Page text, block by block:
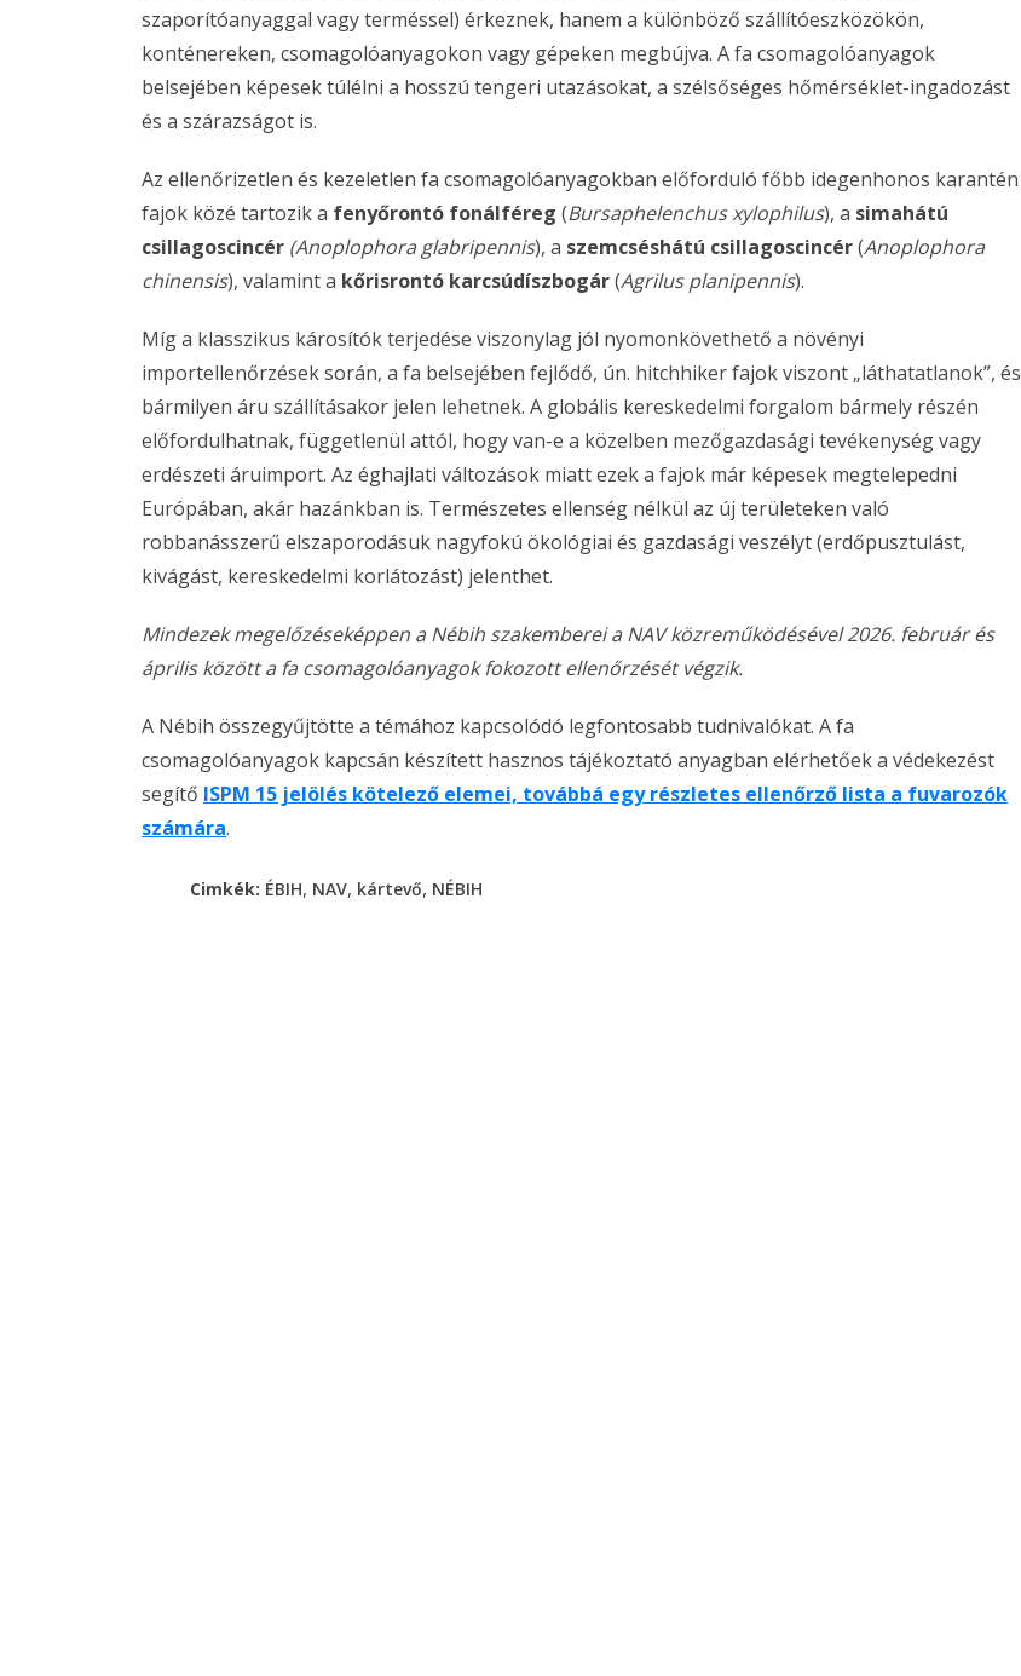
szaporítóanyaggal vagy terméssel) érkeznek, hanem a különböző szállítóeszközökön,
konténereken, csomagolóanyagokon vagy gépeken megbújva. A fa csomagolóanyagok
belsejében képesek túlélni a hosszú tengeri utazásokat, a szélsőséges hőmérséklet-ingadozást
és a szárazságot is.
Az ellenőrizetlen és kezeletlen fa csomagolóanyagokban előforduló főbb idegenhonos karantén
fajok közé tartozik a fenyőrontó fonálféreg (Bursaphelenchus xylophilus), a simahátú
csillagoscincér (Anoplophora glabripennis), a szemcséshátú csillagoscincér(Anoplophora
chinensis), valamint a kőrisrontó karcsúdíszbogár(Agrilus planipennis).
Míg a klasszikus károsítók terjedése viszonylag jól nyomonkövethető a növényi
importellenőrzések során, a fa belsejében fejlődő, ún. hitchhiker fajok viszont „láthatatlanok”, és
bármilyen áru szállításakor jelen lehetnek. A globális kereskedelmi forgalom bármely részén
előfordulhatnak, függetlenül attól, hogy van-e a közelben mezőgazdasági tevékenység vagy
erdészeti áruimport. Az éghajlati változások miatt ezek a fajok már képesek megtelepedni
Európában, akár hazánkban is. Természetes ellenség nélkül az új területeken való
robbanásszerű elszaporodásuk nagyfokú ökológiai és gazdasági veszélyt (erdőpusztulást,
kivágást, kereskedelmi korlátozást) jelenthet.
Mindezek megelőzéseképpen a Nébih szakemberei a NAV közreműködésével 2026. február és
április között a fa csomagolóanyagok fokozott ellenőrzését végzik.
A Nébih összegyűjtötte a témához kapcsolódó legfontosabb tudnivalókat. A fa
csomagolóanyagok kapcsán készített hasznos tájékoztató anyagban elérhetőek a védekezést
segítő ISPM 15 jelölés kötelező elemei, továbbá egy részletes ellenőrző lista a fuvarozók
számára.
Cimkék: ÉBIH, NAV, kártevő, NÉBIH